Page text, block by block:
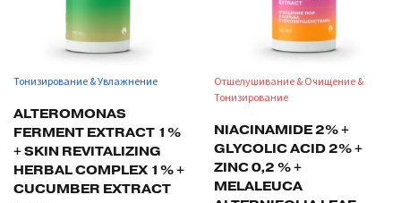
Тонизирование & Увлажнение
ALTEROMONAS
FERMENT EXTRACT 1%
+ SKIN REVITALIZING
HERBAL COMPLEX 1% +
CUCUMBER EXTRACT
Отшелушивание & Очищение &
Тонизирование
NIACINAMIDE 2% +
GLYCOLIC ACID 2% +
ZINC 0,2 % +
MELALEUCA